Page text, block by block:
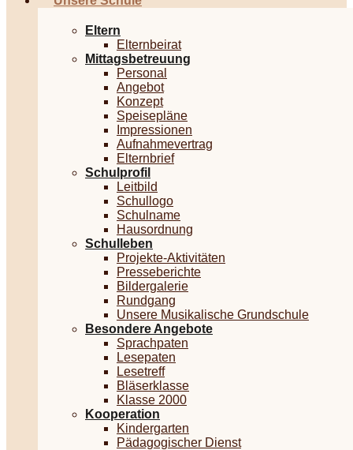
Eltern
Elternbeirat
Mittagsbetreuung
Personal
Angebot
Konzept
Speisepläne
Impressionen
Aufnahmevertrag
Elternbrief
Schulprofil
Leitbild
Schullogo
Schulname
Hausordnung
Schulleben
Projekte-Aktivitäten
Presseberichte
Bildergalerie
Rundgang
Unsere Musikalische Grundschule
Besondere Angebote
Sprachpaten
Lesepaten
Lesetreff
Bläserklasse
Klasse 2000
Kooperation
Kindergarten
Pädagogischer Dienst